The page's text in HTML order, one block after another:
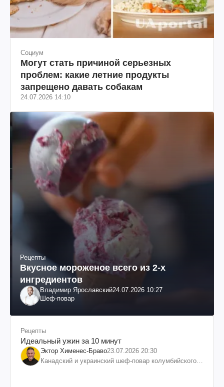
Социум
Могут стать причиной серьезных
проблем: какие летние продукты
запрещено давать собакам
24.07.2026 14:10
Рецепты
Вкусное мороженое всего из 2-х
ингредиентов
Владимир Ярославский24.07.2026 10:27
Шеф-повар
Рецепты
Идеальный ужин за 10 минут
Эктор Хименес-Браво23.07.2026 20:30
Канадский и украинский шеф-повар колумбийского